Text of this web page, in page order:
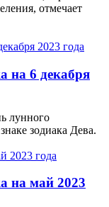
отмечает
на 6 декабря
лунного
зодиака Дева.
на май 2023